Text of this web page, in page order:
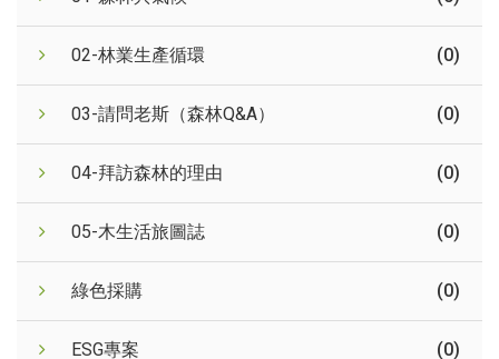
02-林業生產循環 (0)
03-請問老斯（森林Q&A） (0)
04-拜訪森林的理由 (0)
05-木生活旅圖誌 (0)
綠色採購 (0)
ESG專案 (0)